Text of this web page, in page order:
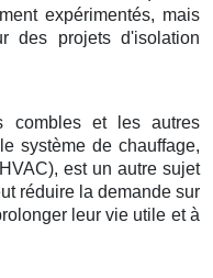
expérimentés, mais
des projets d'isolation
combles et les autres
système de chauffage,
est un autre sujet
réduire la demande sur
leur vie utile et à